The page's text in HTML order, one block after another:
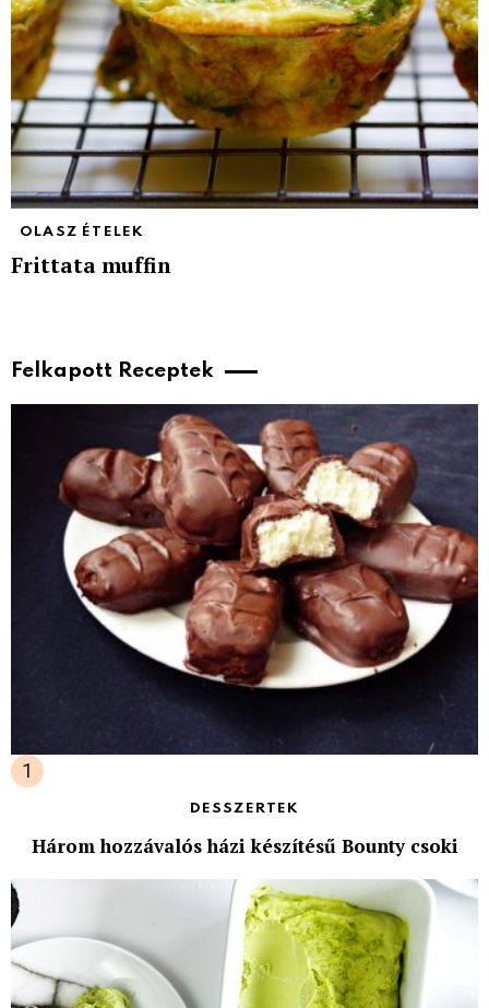
OLASZ ÉTELEK
Frittata muffin
Felkapott Receptek
DESSZERTEK
Három hozzávalós házi készítésű Bounty csoki